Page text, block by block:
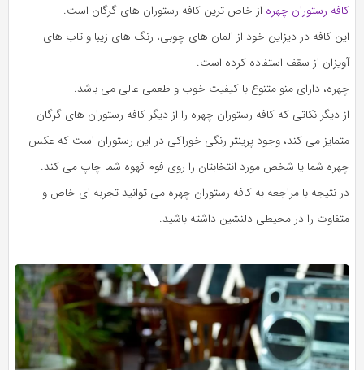
کافه رستوران چهره از خاص ترین کافه رستوران های گرگان است.
این کافه در دیزاین خود از المان های چوبی، رنگ های زیبا و تاب های
آویزان از سقف استفاده کرده است.
چهره، دارای منو متنوع با کیفیت خوب و طعمی عالی می باشد.
از دیگر نکاتی که کافه رستوران چهره را از دیگر کافه رستوران های گرگان
متمایز می کند، وجود پرینتر رنگی خوراکی در این رستوران است که عکس
چهره شما یا شخص مورد انتخابتان را روی فوم قهوه شما چاپ می کند.
در نتیجه با مراجعه به کافه رستوران چهره می توانید تجربه ای خاص و
متفاوت را در محیطی دلنشین داشته باشید.